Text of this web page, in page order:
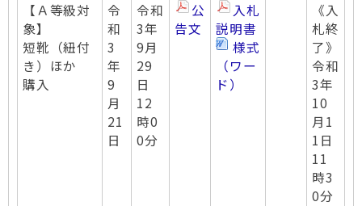
【Ａ等級対
象】
短靴（紐付
き）ほか
購入
令
和
3
年
9
月
21
日
令和
3年
9月
29
日
12
時0
0分
公
告文
入札
説明書
様式
（ワー
ド）
《入
札終
了》
令和
3年
10
月1
1日
11
時3
0分